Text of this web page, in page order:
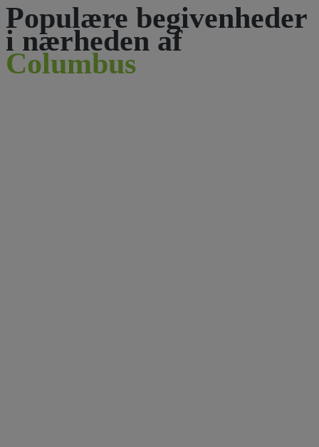
Populære begivenheder
i nærheden af
Columbus